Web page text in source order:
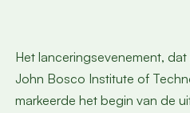
Het lanceringsevenement,
John Bosco Institute of
markeerde het begin van de